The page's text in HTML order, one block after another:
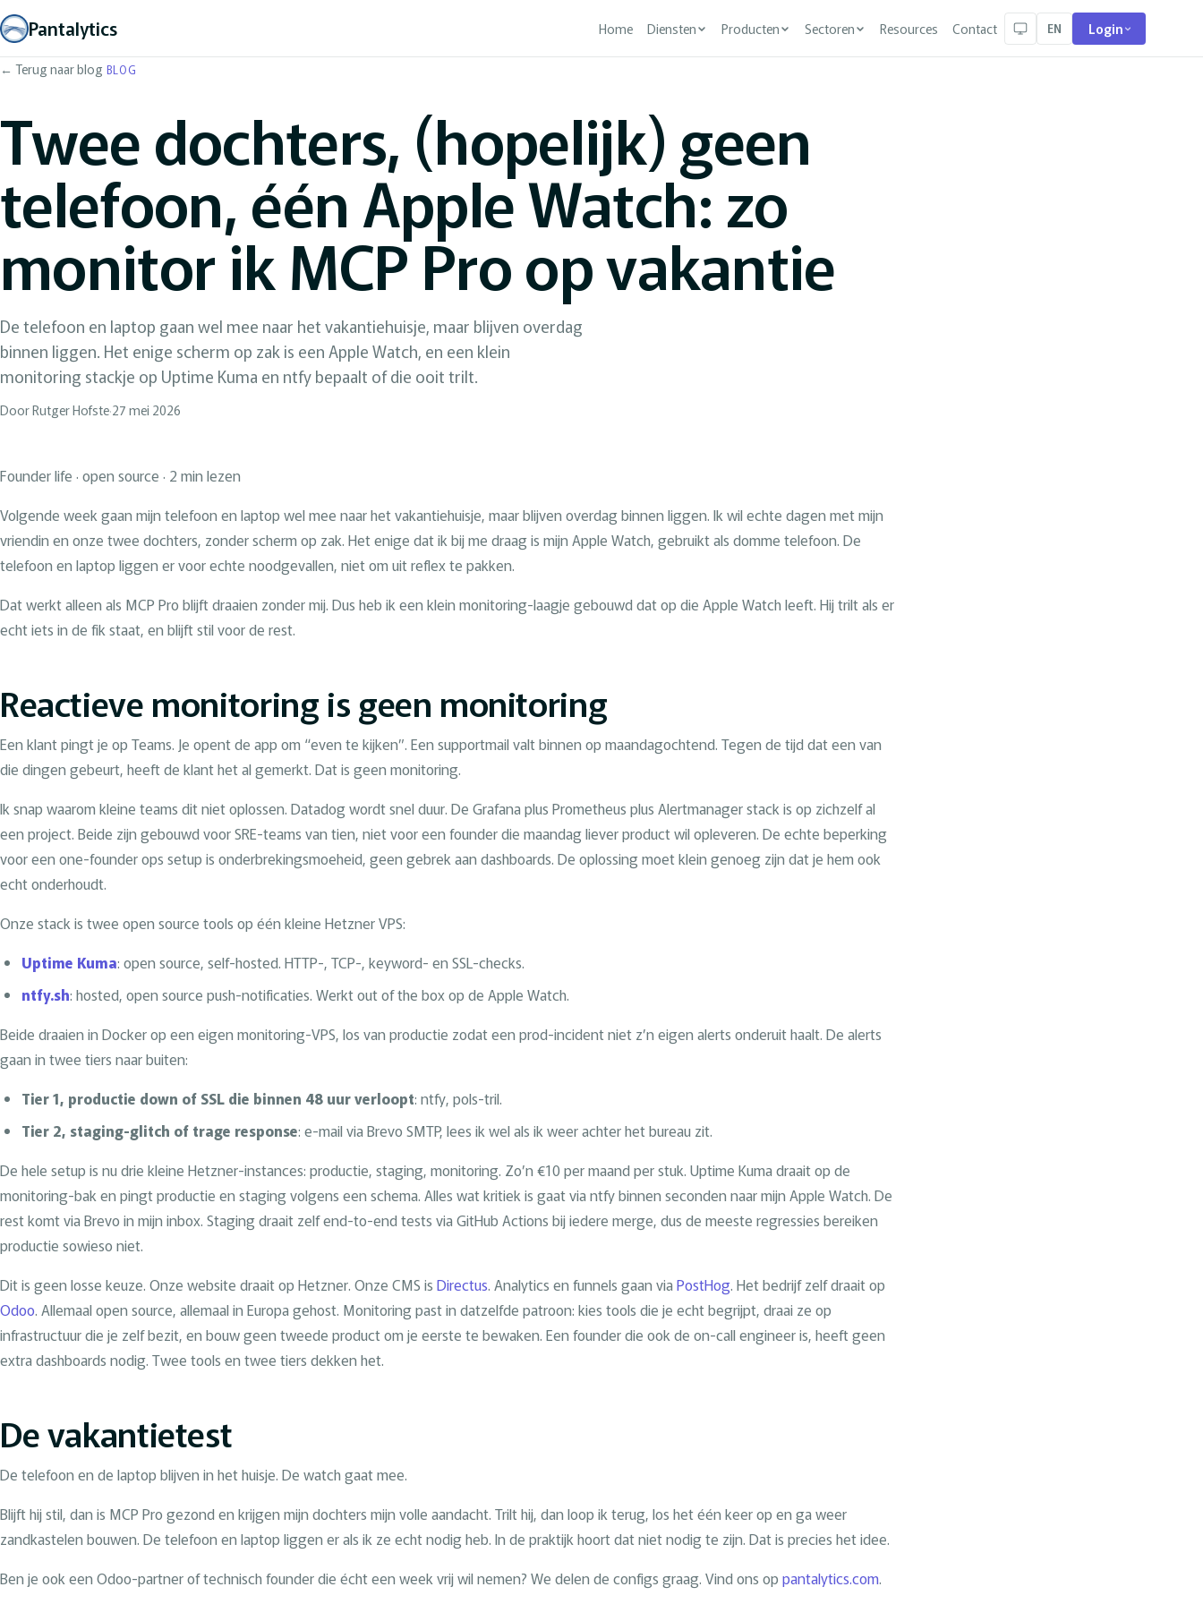
Pantalytics Home Diensten Producten Sectoren Resources Contact EN Login
← Terug naar blog BLOG
Twee dochters, (hopelijk) geen
telefoon, één Apple Watch: zo
monitor ik MCP Pro op vakantie
De telefoon en laptop gaan wel mee naar het vakantiehuisje, maar blijven overdag
binnen liggen. Het enige scherm op zak is een Apple Watch, en een klein
monitoring stackje op Uptime Kuma en ntfy bepaalt of die ooit trilt.
Door Rutger Hofste·27 mei 2026
Founder life · open source · 2 min lezen
Volgende week gaan mijn telefoon en laptop wel mee naar het vakantiehuisje, maar blijven overdag binnen liggen. Ik wil echte dagen met mijn
vriendin en onze twee dochters, zonder scherm op zak. Het enige dat ik bij me draag is mijn Apple Watch, gebruikt als domme telefoon. De
telefoon en laptop liggen er voor echte noodgevallen, niet om uit reflex te pakken.
Dat werkt alleen als MCP Pro blijft draaien zonder mij. Dus heb ik een klein monitoring-laagje gebouwd dat op die Apple Watch leeft. Hij trilt als er
echt iets in de fik staat, en blijft stil voor de rest.
Reactieve monitoring is geen monitoring
Een klant pingt je op Teams. Je opent de app om “even te kijken”. Een supportmail valt binnen op maandagochtend. Tegen de tijd dat een van
die dingen gebeurt, heeft de klant het al gemerkt. Dat is geen monitoring.
Ik snap waarom kleine teams dit niet oplossen. Datadog wordt snel duur. De Grafana plus Prometheus plus Alertmanager stack is op zichzelf al
een project. Beide zijn gebouwd voor SRE-teams van tien, niet voor een founder die maandag liever product wil opleveren. De echte beperking
voor een one-founder ops setup is onderbrekingsmoeheid, geen gebrek aan dashboards. De oplossing moet klein genoeg zijn dat je hem ook
echt onderhoudt.
Onze stack is twee open source tools op één kleine Hetzner VPS:
Uptime Kuma: open source, self-hosted. HTTP-, TCP-, keyword- en SSL-checks.
ntfy.sh: hosted, open source push-notificaties. Werkt out of the box op de Apple Watch.
Beide draaien in Docker op een eigen monitoring-VPS, los van productie zodat een prod-incident niet z’n eigen alerts onderuit haalt. De alerts
gaan in twee tiers naar buiten:
Tier 1, productie down of SSL die binnen 48 uur verloopt: ntfy, pols-tril.
Tier 2, staging-glitch of trage response: e-mail via Brevo SMTP, lees ik wel als ik weer achter het bureau zit.
De hele setup is nu drie kleine Hetzner-instances: productie, staging, monitoring. Zo’n €10 per maand per stuk. Uptime Kuma draait op de
monitoring-bak en pingt productie en staging volgens een schema. Alles wat kritiek is gaat via ntfy binnen seconden naar mijn Apple Watch. De
rest komt via Brevo in mijn inbox. Staging draait zelf end-to-end tests via GitHub Actions bij iedere merge, dus de meeste regressies bereiken
productie sowieso niet.
Dit is geen losse keuze. Onze website draait op Hetzner. Onze CMS is Directus. Analytics en funnels gaan via PostHog. Het bedrijf zelf draait op
Odoo. Allemaal open source, allemaal in Europa gehost. Monitoring past in datzelfde patroon: kies tools die je echt begrijpt, draai ze op
infrastructuur die je zelf bezit, en bouw geen tweede product om je eerste te bewaken. Een founder die ook de on-call engineer is, heeft geen
extra dashboards nodig. Twee tools en twee tiers dekken het.
De vakantietest
De telefoon en de laptop blijven in het huisje. De watch gaat mee.
Blijft hij stil, dan is MCP Pro gezond en krijgen mijn dochters mijn volle aandacht. Trilt hij, dan loop ik terug, los het één keer op en ga weer
zandkastelen bouwen. De telefoon en laptop liggen er als ik ze echt nodig heb. In de praktijk hoort dat niet nodig te zijn. Dat is precies het idee.
Ben je ook een Odoo-partner of technisch founder die écht een week vrij wil nemen? We delen de configs graag. Vind ons op pantalytics.com.